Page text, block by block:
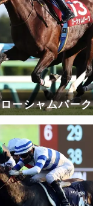
ローシャムパーク